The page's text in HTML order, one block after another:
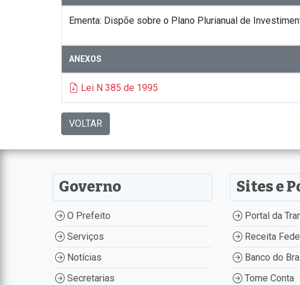
Ementa: Dispõe sobre o Plano Plurianual de
ANEXOS
Lei N 385 de 1995
VOLTAR
Governo
O Prefeito
Serviços
Notícias
Secretarias
Sites e
Portal da
Receita
Banco do
Tome Conta